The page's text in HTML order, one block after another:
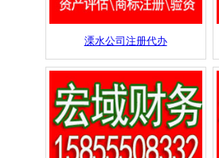
溧水公司注册代办